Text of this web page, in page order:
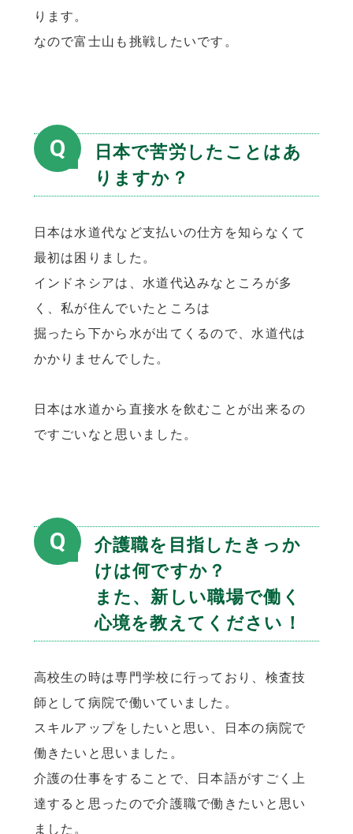
ります。
なので富士山も挑戦したいです。
Q
日本で苦労したことはあ
りますか？
日本は水道代など支払いの仕方を知らなくて
最初は困りました。
インドネシアは、水道代込みなところが多
く、私が住んでいたところは
掘ったら下から水が出てくるので、水道代は
かかりませんでした。
日本は水道から直接水を飲むことが出来るの
ですごいなと思いました。
Q
介護職を目指したきっか
けは何ですか？
また、新しい職場で働く
心境を教えてください！
高校生の時は専門学校に行っており、検査技
師として病院で働いていました。
スキルアップをしたいと思い、日本の病院で
働きたいと思いました。
介護の仕事をすることで、日本語がすごく上
達すると思ったので介護職で働きたいと思い
ました。